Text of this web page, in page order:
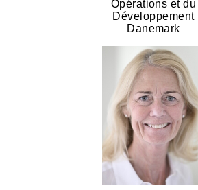
Opérations et du
Développement
Danemark